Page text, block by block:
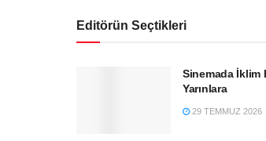
Editörün Seçtikleri
Sinemada İklim
Yarınlara
29 TEMMUZ 2026